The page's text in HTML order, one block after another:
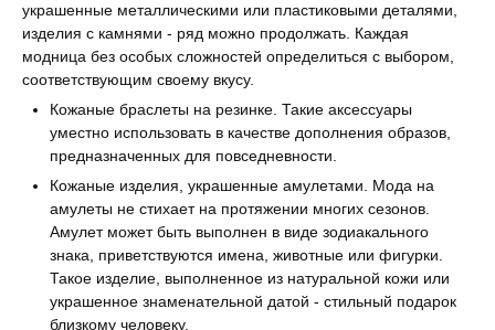
украшенные металлическими или пластиковыми деталями,
изделия с камнями - ряд можно продолжать. Каждая
модница без особых сложностей определиться с выбором,
соответствующим своему вкусу.
Кожаные браслеты на резинке. Такие аксессуары
уместно использовать в качестве дополнения образов,
предназначенных для повседневности.
Кожаные изделия, украшенные амулетами. Мода на
амулеты не стихает на протяжении многих сезонов.
Амулет может быть выполнен в виде зодиакального
знака, приветствуются имена, животные или фигурки.
Такое изделие, выполненное из натуральной кожи или
украшенное знаменательной датой - стильный подарок
близкому человеку.